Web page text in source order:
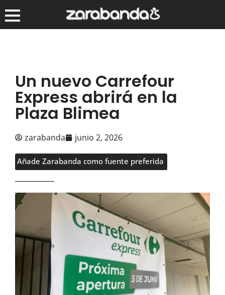
Un nuevo Carrefour
Express abrirá en la
Plaza Blimea
zarabanda junio 2, 2026
Añade Zarabanda como fuente preferida